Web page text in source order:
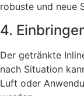
robuste und neue
4.
Der getränkte
nach Situation
Luft oder